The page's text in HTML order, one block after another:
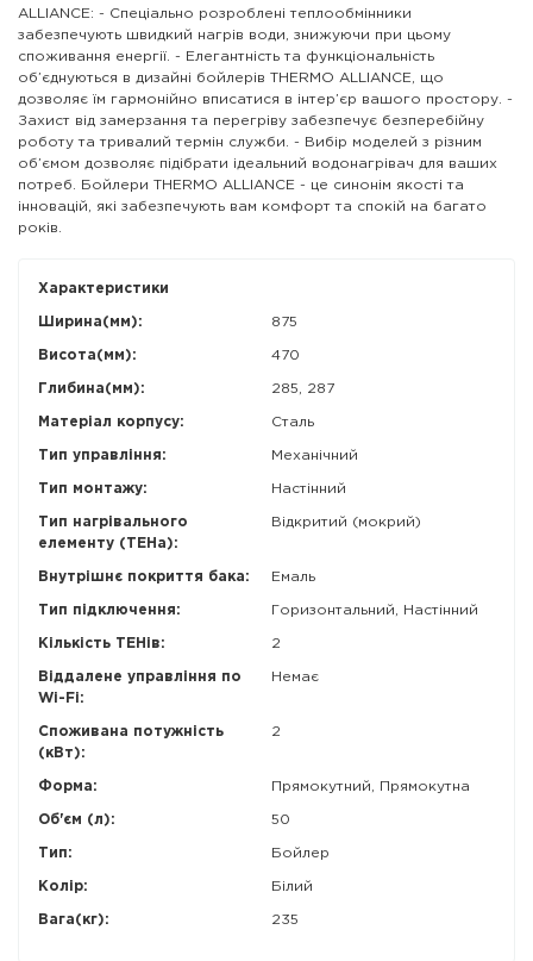
ALLIANCE: - Спеціально розроблені теплообмінники
забезпечують швидкий нагрів води, знижуючи при цьому
споживання енергії. - Елегантність та функціональність
об’єднуються в дизайні бойлерів THERMO ALLIANCE, що
дозволяє їм гармонійно вписатися в інтер’єр вашого простору. -
Захист від замерзання та перегріву забезпечує безперебійну
роботу та тривалий термін служби. - Вибір моделей з різним
об’ємом дозволяє підібрати ідеальний водонагрівач для ваших
потреб. Бойлери THERMO ALLIANCE - це синонім якості та
інновацій, які забезпечують вам комфорт та спокій на багато
років.
Характеристики
Ширина(мм): 875
Висота(мм): 470
Глибина(мм): 285, 287
Матеріал корпусу: Сталь
Тип управління: Механічний
Тип монтажу: Настінний
Тип нагрівального
елементу (ТЕНа):
Відкритий (мокрий)
Внутрішнє покриття бака: Емаль
Тип підключення: Горизонтальний, Настінний
Кількість ТЕНів: 2
Віддалене управління по
Wi-Fi:
Немає
Споживана потужність
(кВт):
2
Форма: Прямокутний, Прямокутна
Об'єм (л): 50
Тип: Бойлер
Колір: Білий
Вага(кг): 235